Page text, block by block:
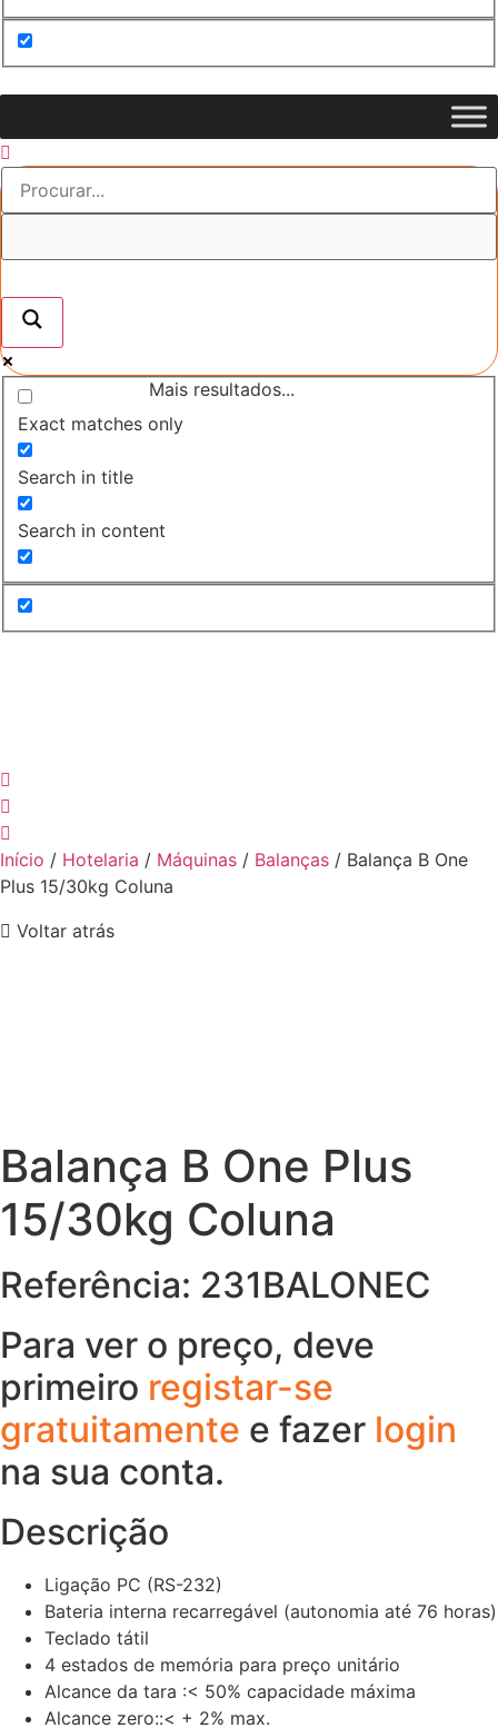
Mais resultados...
Exact matches only
Search in title
Search in content
Início / Hotelaria / Máquinas / Balanças / Balança B One
Plus 15/30kg Coluna
Voltar atrás
Balança B One Plus
15/30kg Coluna
Referência: 231BALONEC
Para ver o preço, deve
primeiro registar-se
gratuitamente e fazer login
na sua conta.
Descrição
Ligação PC (RS-232)
Bateria interna recarregável (autonomia até 76 horas)
Teclado tátil
4 estados de memória para preço unitário
Alcance da tara :< 50% capacidade máxima
Alcance zero::< + 2% max.